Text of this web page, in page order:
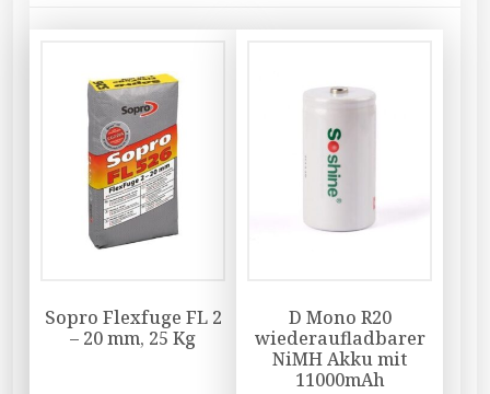
Sopro Flexfuge FL 2
– 20 mm, 25 Kg
D Mono R20
wiederaufladbarer
NiMH Akku mit
11000mAh